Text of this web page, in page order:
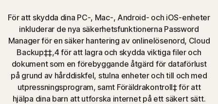
För att skydda dina PC-, Mac-, Android- och iOS-enheter
inkluderar de nya säkerhetsfunktionerna Password
Manager för en säker hantering av onlinelösenord, Cloud
Backup‡‡,4 för att lagra och skydda viktiga filer och
dokument som en förebyggande åtgärd för dataförlust
på grund av hårddiskfel, stulna enheter och till och med
utpressningsprogram, samt Föräldrakontroll‡ för att
hjälpa dina barn att utforska internet på ett säkert sätt.